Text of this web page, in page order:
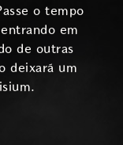
o tempo
em
de outras
deixará um